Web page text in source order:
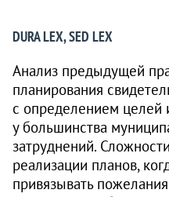
DURA LEX, SED LEX
Анализ предыдущей
планирования
с определением целей
у большинства
затруднений.
реализации планов,
привязывать